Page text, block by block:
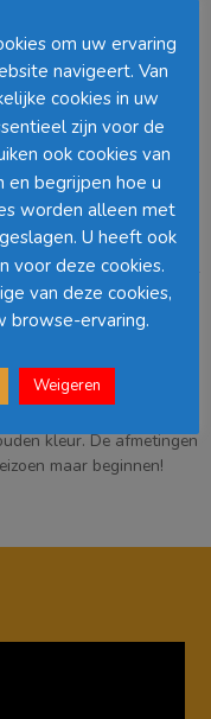
Kerstbeelden
versieren van je woning
Zeker als decoraties
kleur. De afmetingen
maar beginnen!
om uw ervaring
navigeert. Van
cookies in uw
zijn voor de
ook cookies van
en begrijpen hoe u
worden alleen met
U heeft ook
voor deze cookies.
van deze cookies,
browse-ervaring.
Weigeren